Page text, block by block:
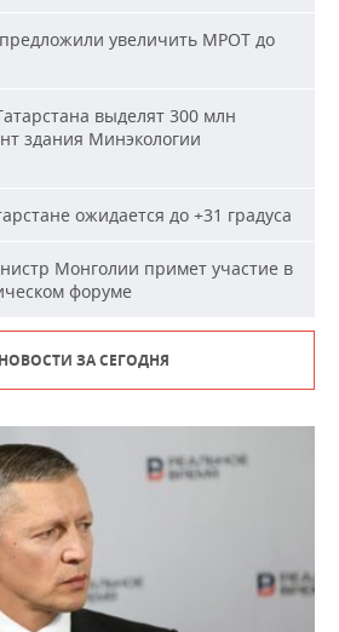
увеличить МРОТ до
выделят 300 млн
здания Минэкологии
ожидается до +31 градуса
Монголии примет участие в
форуме
ЗА СЕГОДНЯ